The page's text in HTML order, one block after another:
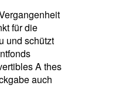
für die
und schützt
A thes
auch